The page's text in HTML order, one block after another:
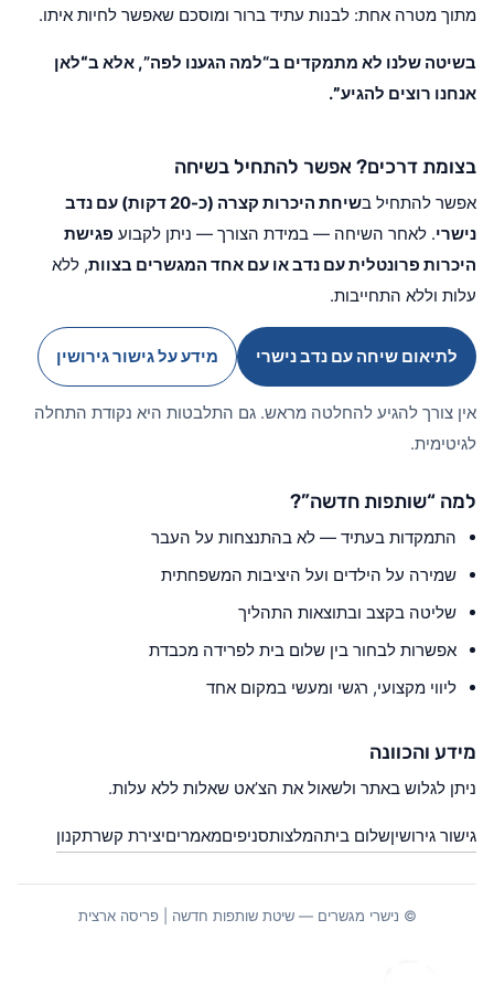
מתוך מטרה אחת: לבנות עתיד ברור ומוסכם שאפשר לחיות איתו.
בשיטה שלנו לא מתמקדים ב“למה הגענו לפה”, אלא ב“לאן
אנחנו רוצים להגיע”.
בצומת דרכים? אפשר להתחיל בשיחה
אפשר להתחיל ב
שיחת היכרות קצרה (כ-20 דקות) עם נדב
נישרי. לאחר השיחה — במידת הצורך — ניתן לקבוע פגישת
היכרות פרונטלית עם נדב או עם אחד המגשרים בצוות, ללא
עלות וללא התחייבות.
לתיאום שיחה עם נדב נישרי מידע על גישור גירושין
אין צורך להגיע להחלטה מראש. גם התלבטות היא נקודת התחלה
לגיטימית.
למה “שותפות חדשה”?
התמקדות בעתיד — לא בהתנצחות על העבר
שמירה על הילדים ועל היציבות המשפחתית
שליטה בקצב ובתוצאות התהליך
אפשרות לבחור בין שלום בית לפרידה מכבדת
ליווי מקצועי, רגשי ומעשי במקום אחד
מידע והכוונה
ניתן לגלוש באתר ולשאול את הצ’אט שאלות ללא עלות.
גישור גירושיןשלום ביתהמלצותסניפיםמאמריםיצירת קשרתקנון
© נישרי מגשרים — שיטת שותפות חדשה | פריסה ארצית